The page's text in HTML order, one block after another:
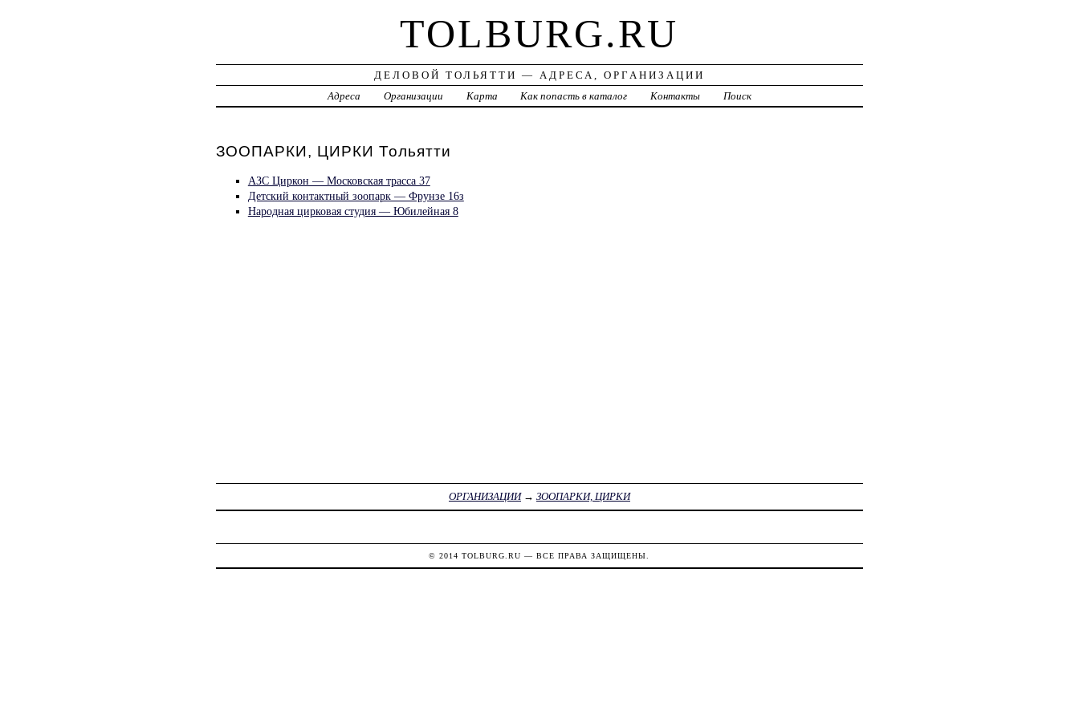
TOLBURG.RU
ДЕЛОВОЙ ТОЛЬЯТТИ — АДРЕСА, ОРГАНИЗАЦИИ
Адреса
Организации Карта Как попасть в каталог Контакты Поиск
ЗООПАРКИ, ЦИРКИ Тольятти
АЗС Циркон — Московская трасса 37
Детский контактный зоопарк — Фрунзе 16з
Народная цирковая студия — Юбилейная 8
ОРГАНИЗАЦИИ→ ЗООПАРКИ, ЦИРКИ
© 2014TOLBURG.RU — ВСЕ ПРАВА ЗАЩИЩЕНЫ.